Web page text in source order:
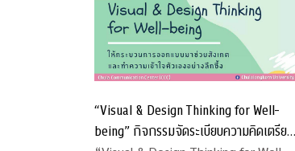
“Visual & Design Thinking for Well-
being” กิจกรรมจัดระเบียบความคิดเตรียม